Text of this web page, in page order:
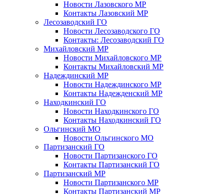
Новости Лазовского МР
Контакты Лазовский МР
Лесозаводский ГО
Новости Лесозаводского ГО
Контакты: Лесозаводский ГО
Михайловский МР
Новости Михайловского МР
Контакты Михайловский МР
Надеждинский МР
Новости Надеждинского МР
Контакты Надежденский МР
Находкинский ГО
Новости Находкинского ГО
Контакты Находкинский ГО
Ольгинский МО
Новости Ольгинского МО
Партизанский ГО
Новости Партизанского ГО
Контакты Партизанский ГО
Партизанский МР
Новости Партизанского МР
Контакты Партизанский МР